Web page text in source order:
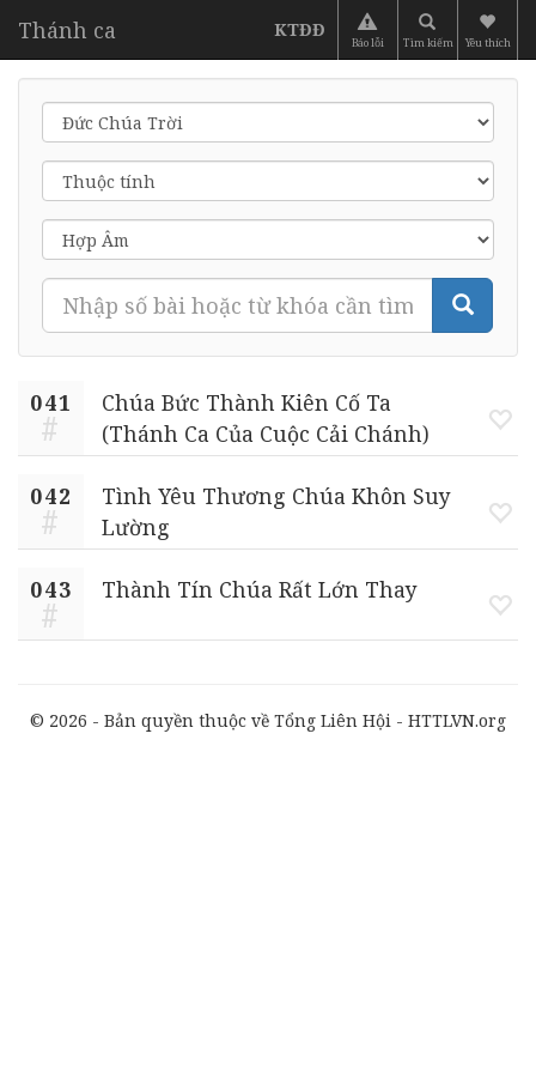
Thánh ca KTĐĐ
Báo lỗi Tìm kiếm Yêu thích
041
Chúa Bức Thành Kiên Cố Ta
(Thánh Ca Của Cuộc Cải Chánh)
042
Tình Yêu Thương Chúa Khôn Suy
Lường
043 Thành Tín Chúa Rất Lớn Thay
© 2026 - Bản quyền thuộc về Tổng Liên Hội - HTTLVN.org